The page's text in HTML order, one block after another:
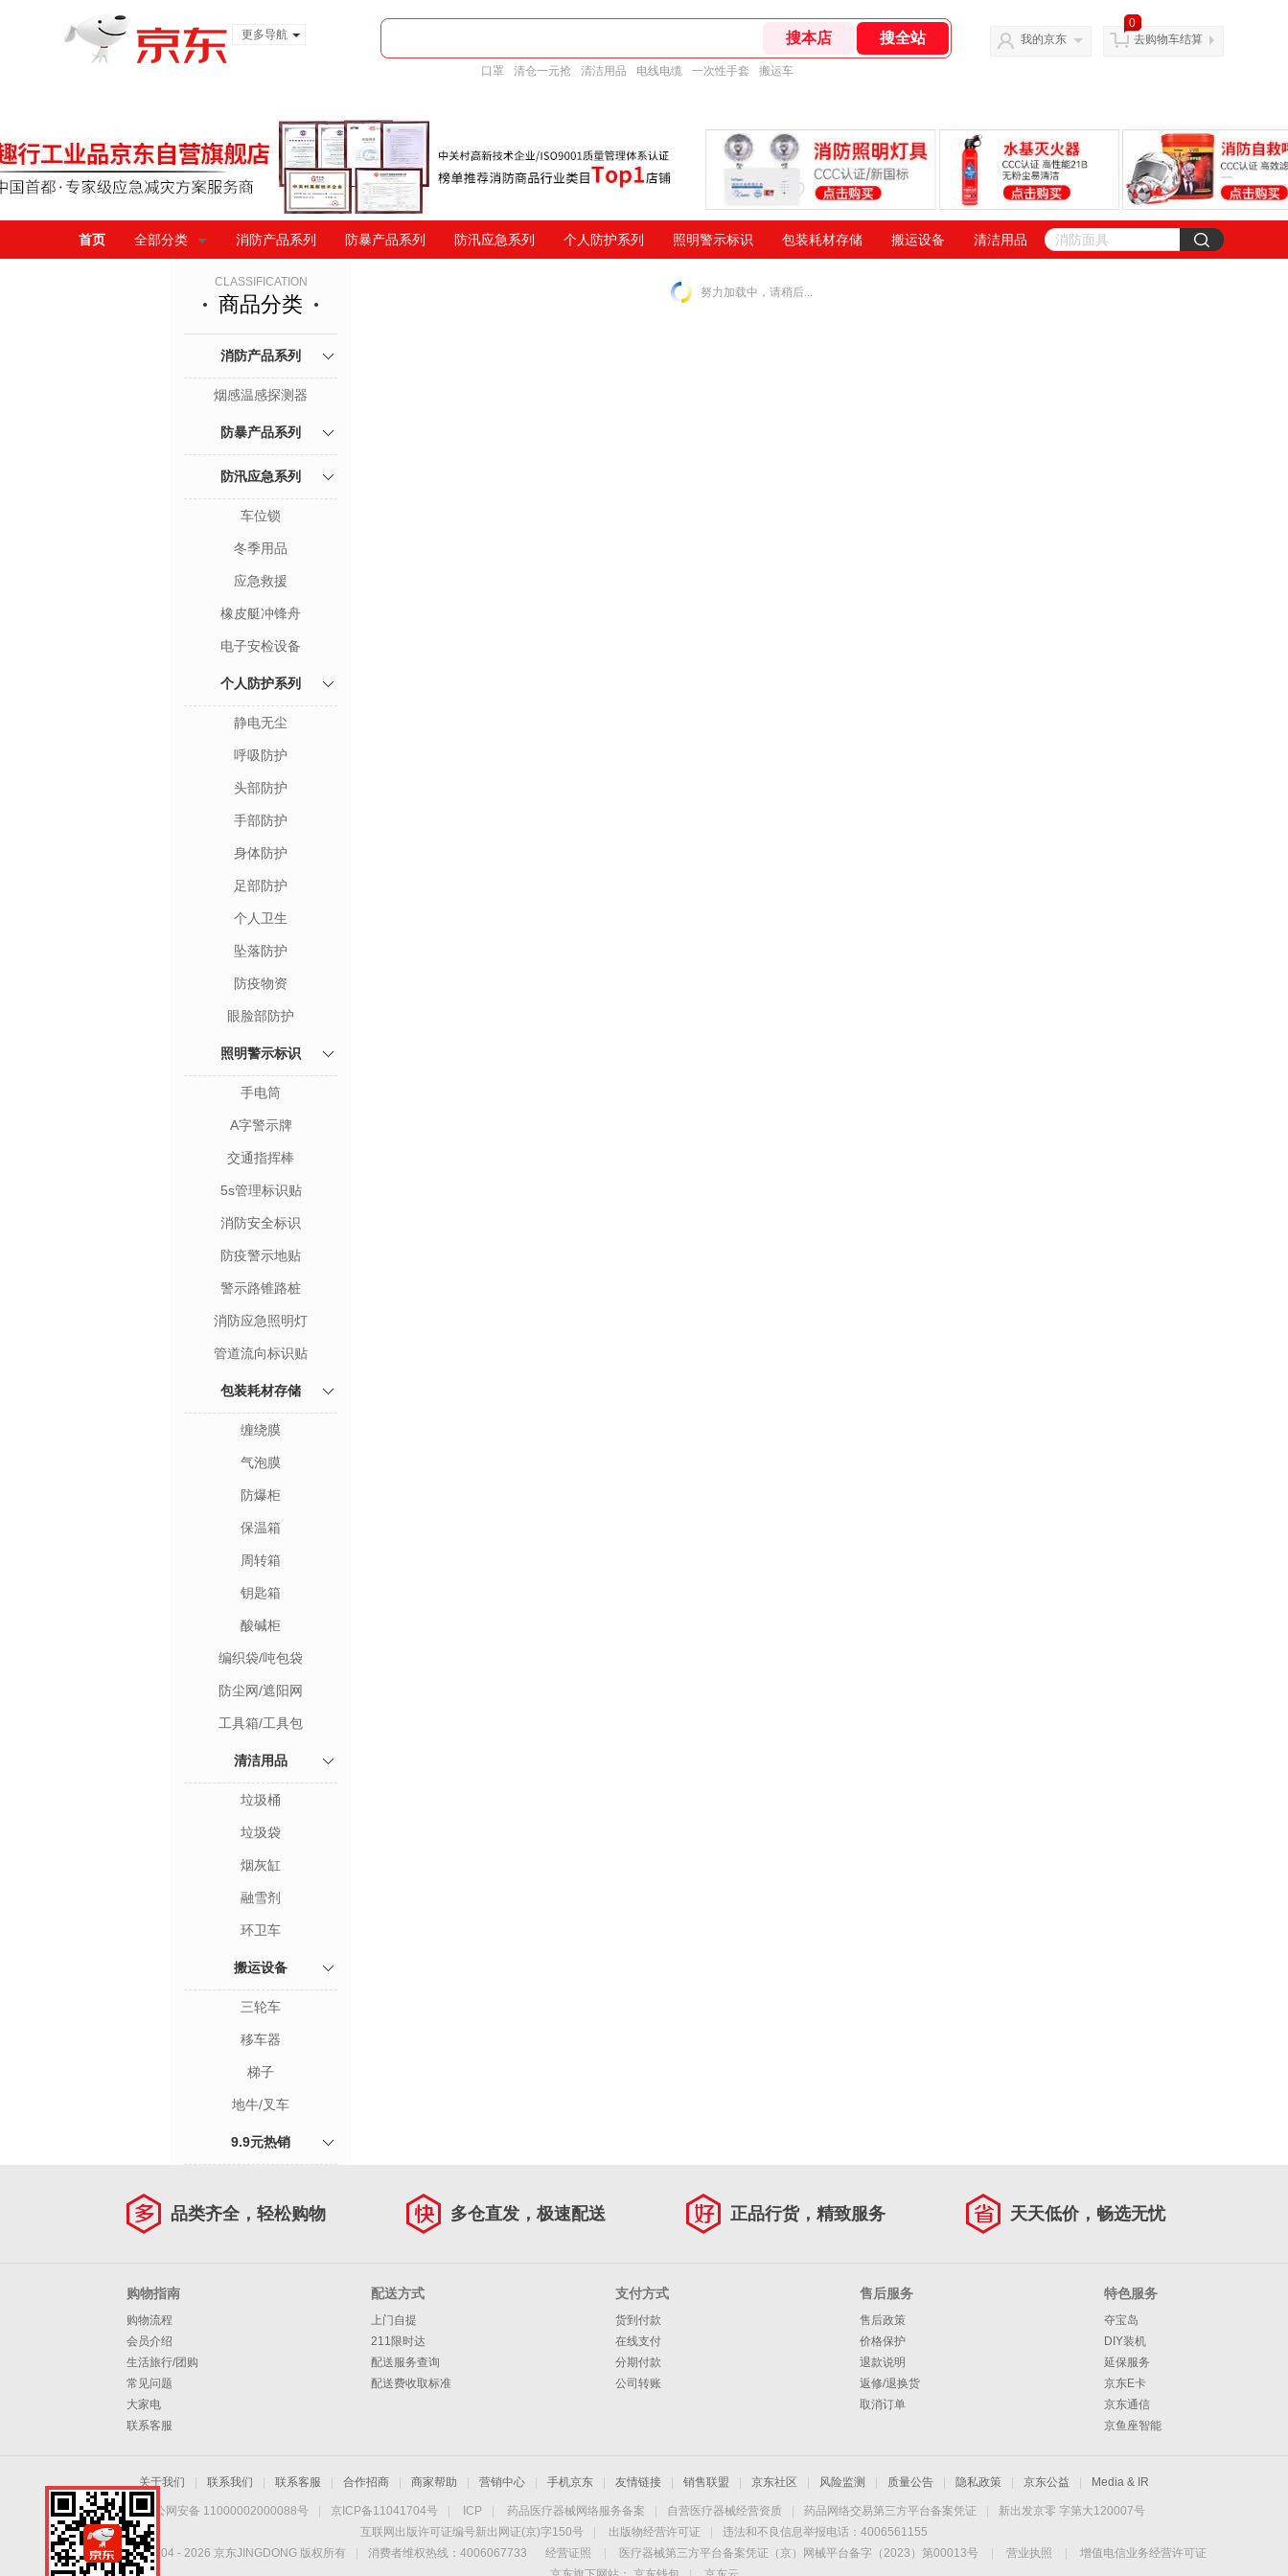
更多导航
口罩 清仓一元抢 清洁用品 电线电缆 一次性手套 搬运车
我的京东
0
去购物车结算
首页 全部分类 消防产品系列 防暴产品系列 防汛应急系列 个人防护系列 照明警示标识 包装耗材存储 搬运设备 清洁用品
CLASSIFICATION
商品分类
消防产品系列
烟感温感探测器
防暴产品系列
防汛应急系列
车位锁
冬季用品
应急救援
橡皮艇冲锋舟
电子安检设备
个人防护系列
静电无尘
呼吸防护
头部防护
手部防护
身体防护
足部防护
个人卫生
坠落防护
防疫物资
眼脸部防护
照明警示标识
手电筒
A字警示牌
交通指挥棒
5s管理标识贴
消防安全标识
防疫警示地贴
警示路锥路桩
消防应急照明灯
管道流向标识贴
包装耗材存储
缠绕膜
气泡膜
防爆柜
保温箱
周转箱
钥匙箱
酸碱柜
编织袋/吨包袋
防尘网/遮阳网
工具箱/工具包
清洁用品
垃圾桶
垃圾袋
烟灰缸
融雪剂
环卫车
搬运设备
三轮车
移车器
梯子
地牛/叉车
9.9元热销
努力加载中，请稍后...
品类齐全，轻松购物 多仓直发，极速配送 正品行货，精致服务 天天低价，畅选无忧
购物指南
购物流程
会员介绍
生活旅行/团购
常见问题
大家电
联系客服
配送方式
上门自提
211限时达
配送服务查询
配送费收取标准
支付方式
货到付款
在线支付
分期付款
公司转账
售后服务
售后政策
价格保护
退款说明
返修/退换货
取消订单
特色服务
夺宝岛
DIY装机
延保服务
京东E卡
京东通信
京鱼座智能
关于我们 联系我们 联系客服 合作招商 商家帮助 营销中心 手机京东 友情链接 销售联盟 京东社区 风险监测 质量公告 隐私政策 京东公益 Media & IR
京公网安备 11000002000088号 京ICP备11041704号 ICP 药品医疗器械网络服务备案 自营医疗器械经营资质 药品网络交易第三方平台备案凭证
新出发京零 字第大120007号
互联网出版许可证编号新出网证(京)字150号
出版物经营许可证
违法和不良信息举报电话：4006561155
Copyright © 2004 - 2026 京东JINGDONG 版权所有 消费者维权热线：4006067733 经营证照 医疗器械第三方平台备案凭证（京）网械平台备字（2023）第00013号 营业执照
增值电信业务经营许可证